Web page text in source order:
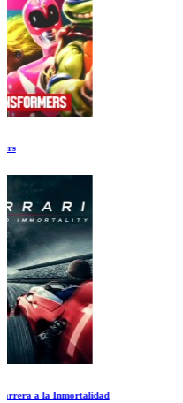
Vikingos Temporada 1 Ep 1-2